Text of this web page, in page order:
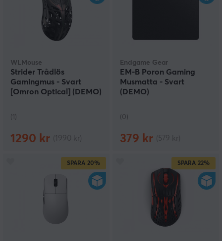
WLMouse
Strider Trådlös
Gamingmus - Svart
[Omron Optical] (DEMO)
(1)
1290 kr
Endgame Gear
EM-B Poron Gaming
Musmatta - Svart
(DEMO)
(0)
379 kr
SPARA 20% SPARA 22%